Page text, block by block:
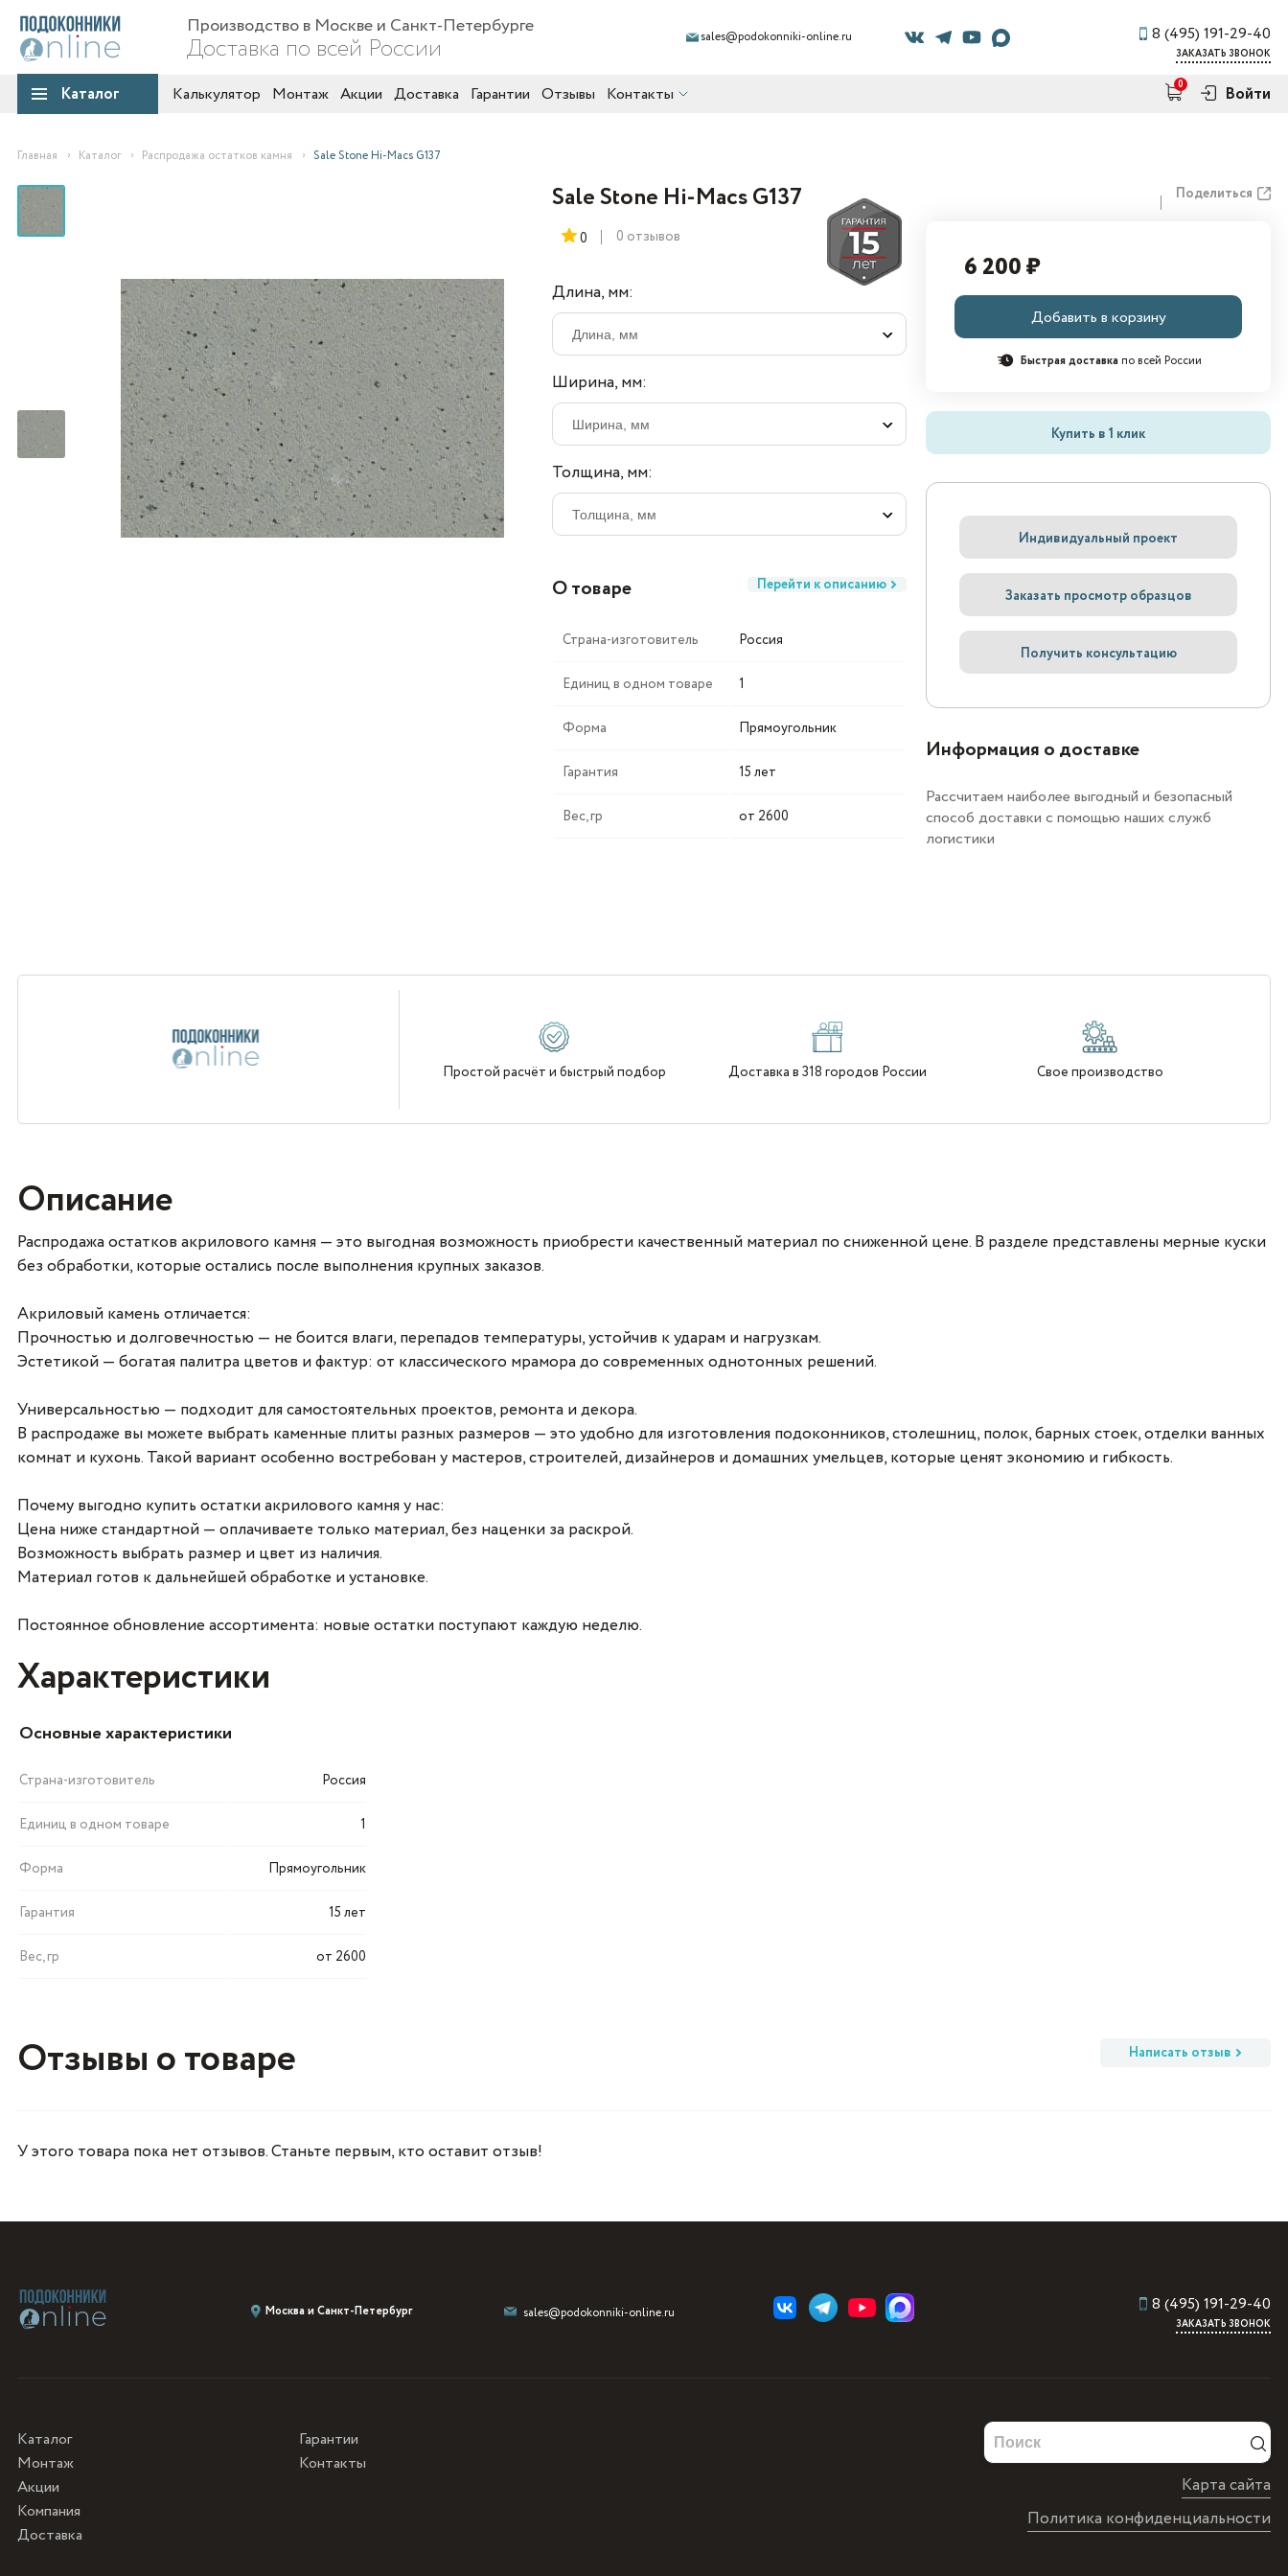
Производство в Москве и Санкт-Петербурге
Доставка по всей России sales@podokonniki-online.ru 8 (495) 191-29-40
ЗАКАЗАТЬ ЗВОНОК
Каталог Калькулятор Монтаж Акции Доставка Гарантии Отзывы Контакты 0 Войти
Главная Каталог Распродажа остатков камня Sale Stone Hi-Macs G137
Sale Stone Hi-Macs G137
0 0 отзывов
Длина, мм:
Ширина, мм:
Толщина, мм:
О товаре Перейти к описанию
Страна-изготовитель Россия
Единиц в одном товаре 1
Форма Прямоугольник
Гарантия 15 лет
Вес, гр от 2600
Поделиться
6 200 ₽
Добавить в корзину
Быстрая доставкапо всей России
Купить в 1 клик
Индивидуальный проект
Заказать просмотр образцов
Получить консультацию
Информация о доставке
Рассчитаем наиболее выгодный и безопасный
способ доставки с помощью наших служб
логистики
Простой расчёт и быстрый подбор Доставка в 318 городов России Свое производство
Описание
Распродажа остатков акрилового камня — это выгодная возможность приобрести качественный материал по сниженной цене. В разделе представлены мерные куски
без обработки, которые остались после выполнения крупных заказов.
Акриловый камень отличается:
Прочностью и долговечностью — не боится влаги, перепадов температуры, устойчив к ударам и нагрузкам.
Эстетикой — богатая палитра цветов и фактур: от классического мрамора до современных однотонных решений.
Универсальностью — подходит для самостоятельных проектов, ремонта и декора.
В распродаже вы можете выбрать каменные плиты разных размеров — это удобно для изготовления подоконников, столешниц, полок, барных стоек, отделки ванных
комнат и кухонь. Такой вариант особенно востребован у мастеров, строителей, дизайнеров и домашних умельцев, которые ценят экономию и гибкость.
Почему выгодно купить остатки акрилового камня у нас:
Цена ниже стандартной — оплачиваете только материал, без наценки за раскрой.
Возможность выбрать размер и цвет из наличия.
Материал готов к дальнейшей обработке и установке.
Постоянное обновление ассортимента: новые остатки поступают каждую неделю.
Характеристики
Основные характеристики
Страна-изготовитель Россия
Единиц в одном товаре 1
Форма Прямоугольник
Гарантия 15 лет
Вес, гр от 2600
Отзывы о товаре Написать отзыв
У этого товара пока нет отзывов. Станьте первым, кто оставит отзыв!
Москва и Санкт-Петербург sales@podokonniki-online.ru 8 (495) 191-29-40
ЗАКАЗАТЬ ЗВОНОК
Каталог
Монтаж
Акции
Компания
Доставка
Гарантии
Контакты
Карта сайта
Политика конфиденциальности